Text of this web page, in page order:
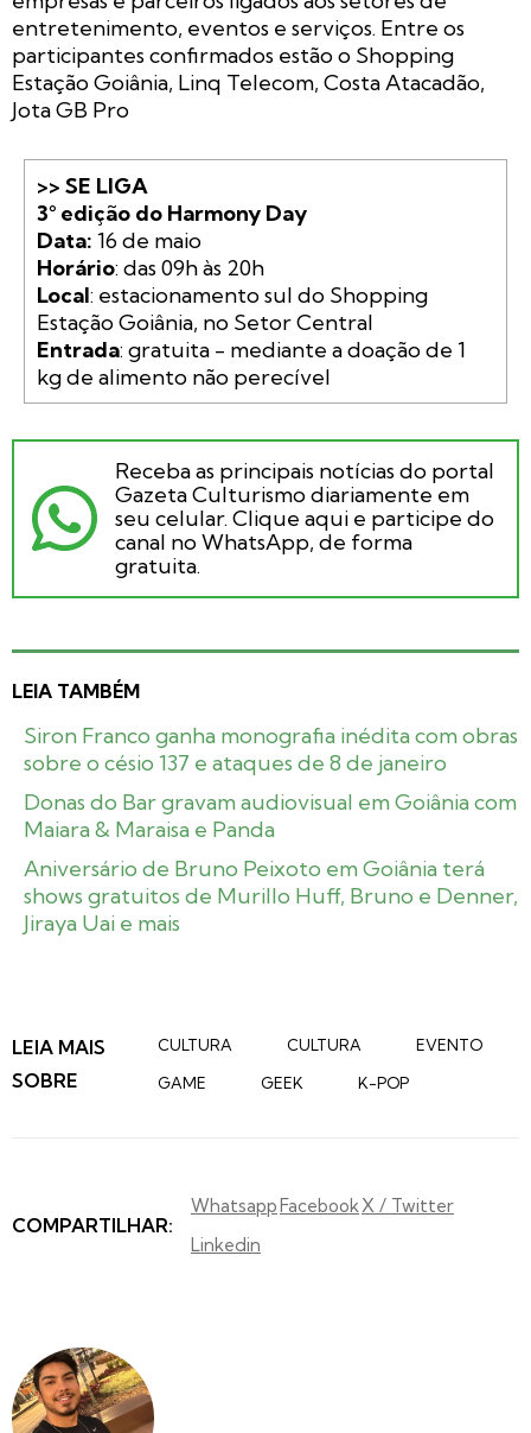
entretenimento, eventos e serviços. Entre os
participantes confirmados estão o Shopping
Estação Goiânia, Linq Telecom, Costa Atacadão,
Jota GB Pro
>> SE LIGA
3° edição do Harmony Day
Data:
Horário
Local: estacionamento sul do Shopping
Entrada: gratuita - mediante a doação de 1
kg de alimento não perecível
Receba as principais notícias do portal
Gazeta Culturismo diariamente em
seu celular. Clique aqui e participe do
canal no WhatsApp, de forma
gratuita.
LEIA TAMBÉM
Siron Franco ganha monografia inédita com obras
sobre o césio 137 e ataques de 8 de janeiro
Donas do Bar gravam audiovisual em Goiânia com
Maiara & Maraisa e Panda
Aniversário de Bruno Peixoto em Goiânia terá
shows gratuitos de Murillo Huff, Bruno e Denner,
Jiraya Uai e mais
LEIA MAIS
SOBRE
CULTURA CULTURA
EVENTO
GAME
GEEK K-POP
COMPARTILHAR:
WhatsappFacebookX / Twitter
Linkedin